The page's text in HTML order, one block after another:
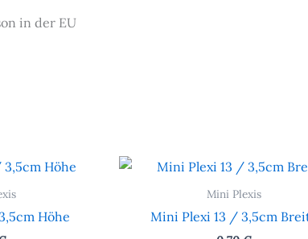
in der EU
Höhe
Mini Plexis
Mini Plexi 13 / 3,5cm